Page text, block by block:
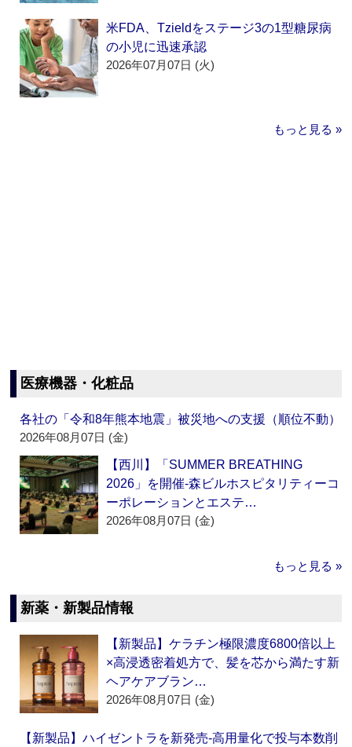
米FDA、Tzieldをステージ3の1型糖尿病
の小児に迅速承認
2026年07月07日 (火)
もっと見る »
医療機器・化粧品
各社の「令和8年熊本地震」被災地への支援（順位不動）
2026年08月07日 (金)
【西川】「SUMMER BREATHING
2026」を開催‐森ビルホスピタリティーコ
ーポレーションとエステ…
2026年08月07日 (金)
もっと見る »
新薬・新製品情報
【新製品】ケラチン極限濃度6800倍以上
×高浸透密着処方で、髪を芯から満たす新
ヘアケアブラン…
2026年08月07日 (金)
【新製品】ハイゼントラを新発売‐高用量化で投与本数削